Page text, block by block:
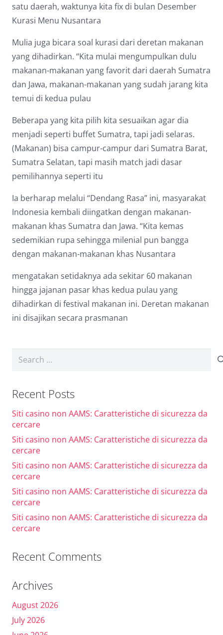
satu daerah, waktunya kita fix di bulan Desember
Kurasi Menu Nusantara
Mulia juga bicara soal kurasi dari deretan makanan
yang dihadirkan. “Kita mulai mengumpulkan dulu
makanan-makanan yang favorit dari daerah Sumatra
dan Jawa, makanan-makanan yang sudah jarang kita
temui di kedua pulau
Beberapa yang kita pilih kita sesuaikan agar dia
menjadi seperti buffet Sumatra, tapi jadi selaras.
(Makanan) bisa campur-campur dari Sumatra Barat,
Sumatra Selatan, tapi masih match jadi dasar
pemilihannya seperti itu
Ia berharap melalui “Dendang Rasa” ini, masyarakat
Indonesia kembali diingatkan dengan makanan-
makanan khas Sumatra dan Jawa. “Kita kemas
sedemikian rupa sehingga milenial pun bangga
dengan makanan-makanan khas Nusantara
mengatakan setidaknya ada sekitar 60 makanan
hingga jajanan pasar khas kedua pulau yang
dihadirkan di festival makanan ini. Deretan makanan
ini disajikan secara prasmanan
Search
Recent Posts
Siti casino non AAMS: Caratteristiche di sicurezza da
cercare
Siti casino non AAMS: Caratteristiche di sicurezza da
cercare
Siti casino non AAMS: Caratteristiche di sicurezza da
cercare
Siti casino non AAMS: Caratteristiche di sicurezza da
cercare
Siti casino non AAMS: Caratteristiche di sicurezza da
cercare
Recent Comments
Archives
August 2026
July 2026